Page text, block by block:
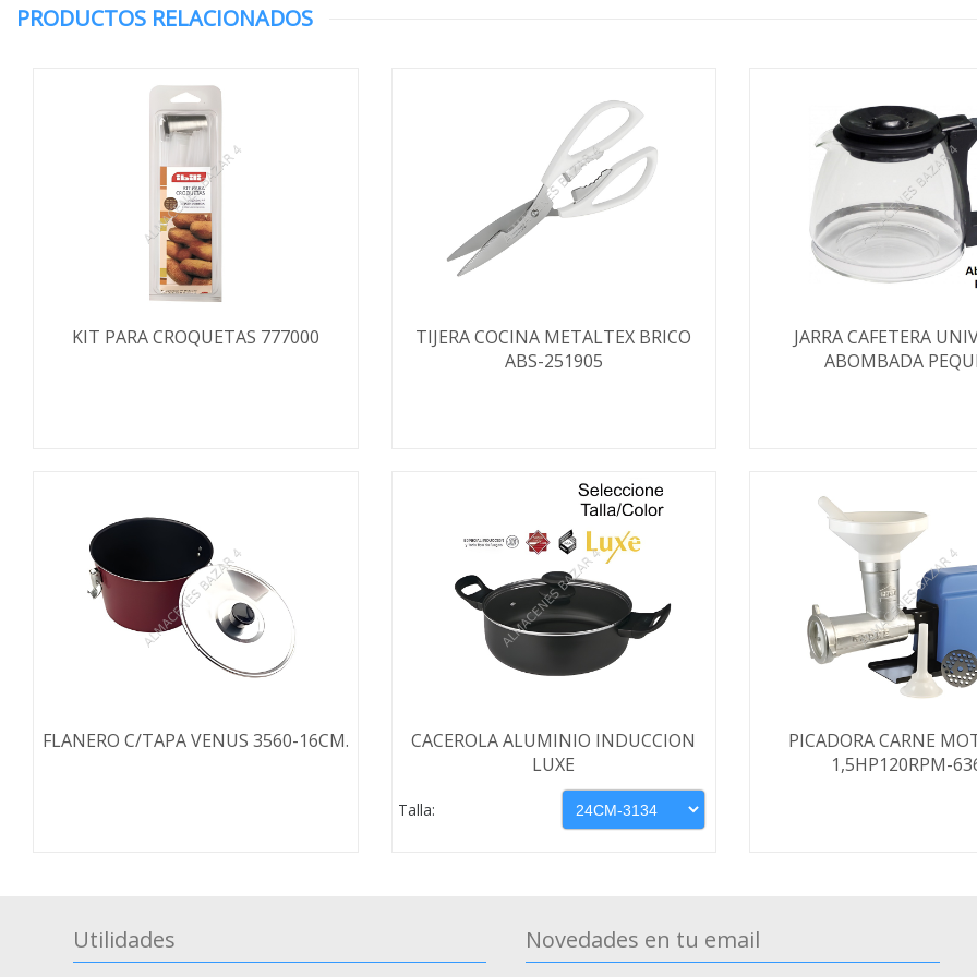
PRODUCTOS RELACIONADOS
KIT PARA CROQUETAS 777000
TIJERA COCINA METALTEX BRICO
ABS-251905
JARRA CAFETERA
ABOMBADA
FLANERO C/TAPA VENUS 3560-16CM.
CACEROLA ALUMINIO INDUCCION
LUXE
Talla:
PICADORA CARNE
1,5HP120RPM-
Utilidades Novedades en tu email